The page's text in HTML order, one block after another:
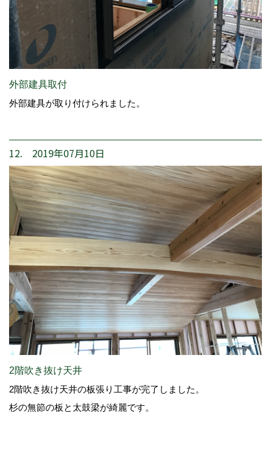
外部建具取付
外部建具が取り付けられました。
12. 2019年07月10日
2階吹き抜け天井
2階吹き抜け天井の板張り工事が完了しました。
杉の無節の板と太鼓梁が綺麗です。